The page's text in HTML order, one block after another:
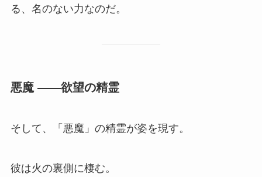
る、名のない力なのだ。
悪魔 ――欲望の精霊
そして、「悪魔」の精霊が姿を現す。
彼は火の裏側に棲む。